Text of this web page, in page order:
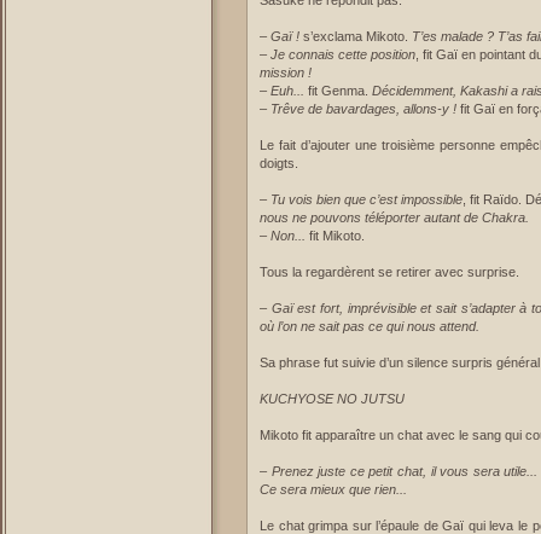
– Gaï ! s’exclama Mikoto. T’es malade ? T’as
– Je connais cette position , fit Gaï en pointant
mission !
– Euh... fit Genma. Décidemment, Kakashi a
– Trêve de bavardages, allons-y ! fit Gaï en
Le fait d’ajouter une troisième personne
doigts.
– Tu vois bien que c’est impossible , fit Raïdo.
nous ne pouvons téléporter autant de Chakra.
– Non... fit Mikoto.
Tous la regardèrent se retirer avec surprise.
– Gaï est fort, imprévisible et sait s’adapter à
où l’on ne sait pas ce qui nous attend.
Sa phrase fut suivie d’un silence surpris
KUCHYOSE NO JUTSU
Mikoto fit apparaître un chat avec le sang qui
– Prenez juste ce petit chat, il vous sera
Ce sera mieux que rien...
Le chat grimpa sur l’épaule de Gaï qui leva le